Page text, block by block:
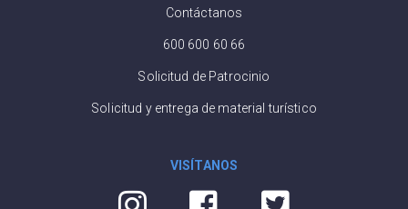
Contáctanos
600 600 60 66
Solicitud de Patrocinio
Solicitud y entrega de material turístico
VISÍTANOS